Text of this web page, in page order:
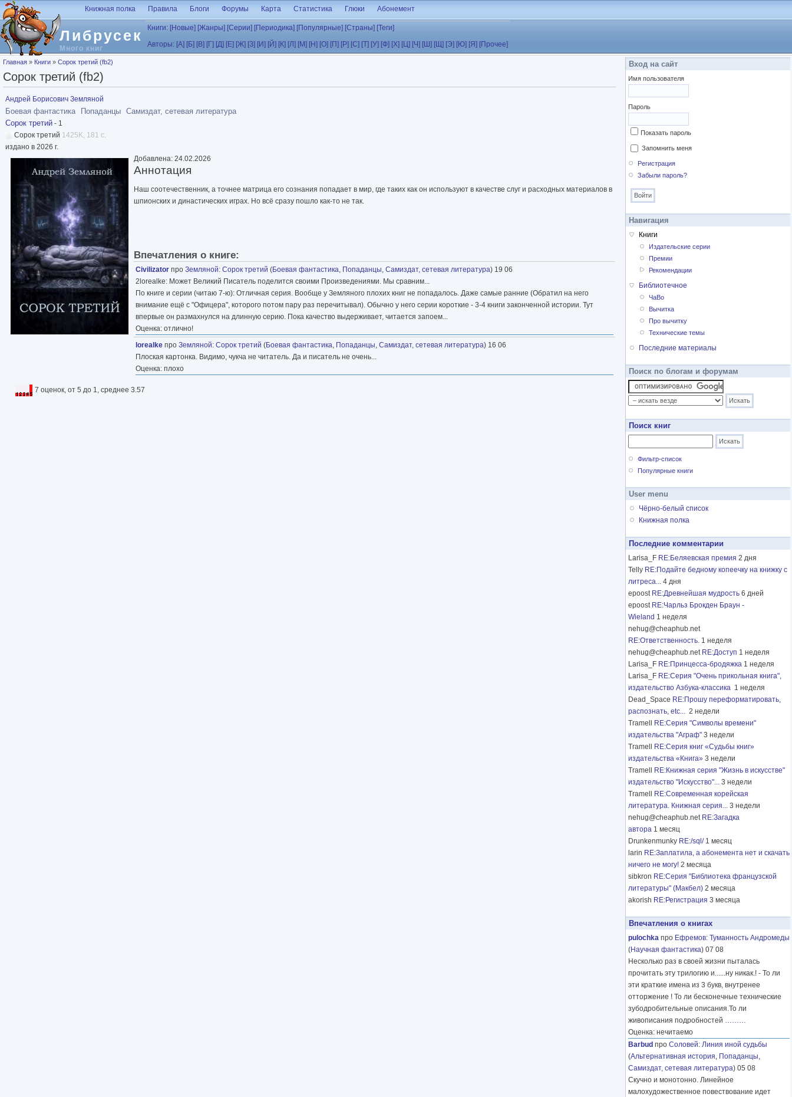
Перейти к основному содержанию
Либрусек
Много книг
Книжная полка Правила Блоги Форумы Карта Статистика Глюки Абонемент
Книги: [Новые] [Жанры] [Серии] [Периодика] [Популярные] [Страны] [Теги]
Авторы: [А] [Б] [В] [Г] [Д] [Е] [Ж] [З] [И] [Й] [К] [Л] [М] [Н] [О] [П] [Р] [С] [Т] [У] [Ф] [Х] [Ц] [Ч] [Ш] [Щ] [Э] [Ю] [Я] [Прочее]
Вы здесь
Главная » Книги » Сорок третий (fb2)
Сорок третий (fb2)
Андрей Борисович Земляной
Боевая фантастика Попаданцы Самиздат, сетевая литература
Сорок третий - 1
Сорок третий 1425K, 181 с.
издано в 2026 г.
Добавлена: 24.02.2026
Аннотация
Наш соотечественник, а точнее матрица его сознания попадает в мир, где таких как он используют в качестве слуг и расходных материалов в
шпионских и династических играх. Но всё сразу пошло как-то не так.
Впечатления о книге:
Civilizator про Земляной: Сорок третий (Боевая фантастика, Попаданцы, Самиздат, сетевая литература) 19 06
2lorealke: Может Великий Писатель поделится своими Произведениями. Мы сравним...
По книге и серии (читаю 7-ю): Отличная серия. Вообще у Земляного плохих книг не попадалось. Даже самые ранние (Обратил на него
внимание ещё с "Офицера", которого потом пару раз перечитывал). Обычно у него серии короткие - 3-4 книги законченной истории. Тут
впервые он размахнулся на длинную серию. Пока качество выдерживает, читается запоем...
Оценка: отлично!
lorealke про Земляной: Сорок третий (Боевая фантастика, Попаданцы, Самиздат, сетевая литература) 16 06
Плоская картонка. Видимо, чукча не читатель. Да и писатель не очень...
Оценка: плохо
7 оценок, от 5 до 1, среднее 3.57
Вход на сайт
Имя пользователя
Пароль
Показать пароль
Запомнить меня
Регистрация
Забыли пароль?
Навигация
Книги
Издательские серии
Премии
Рекомендации
Библиотечное
ЧаВо
Вычитка
Про вычитку
Технические темы
Последние материалы
Поиск по блогам и форумам
Поиск книг
Фильтр-список
Популярные книги
User menu
Чёрно-белый список
Книжная полка
Последние комментарии
Larisa_F RE:Беляевская премия 2 дня
Telly RE:Подайте бедному копеечку на книжку с
литреса... 4 дня
epoost RE:Древнейшая мудрость 6 дней
epoost RE:Чарльз Брокден Браун -
Wieland 1 неделя
nehug@cheaphub.net
RE:Ответственность. 1 неделя
nehug@cheaphub.net RE:Доступ 1 неделя
Larisa_F RE:Принцесса-бродяжка 1 неделя
Larisa_F RE:Серия "Очень прикольная книга",
издательство Азбука-классика 1 неделя
Dead_Space RE:Прошу переформатировать,
распознать, etc... 2 недели
Tramell
RE:Серия "Символы времени"
издательства "Аграф" 3 недели
Tramell
RE:Серия книг «Судьбы книг»
издательства «Книга» 3 недели
Tramell
RE:Книжная серия "Жизнь в искусстве"
издательство "Искусство"... 3 недели
Tramell
RE:Современная корейская
литература. Книжная серия... 3 недели
nehug@cheaphub.net RE:Загадка
автора 1 месяц
Drunkenmunky RE:/sql/ 1 месяц
larin RE:Заплатила, а абонемента нет и скачать
ничего не могу! 2 месяца
sibkron RE:Серия "Библиотека французской
литературы" (Макбел) 2 месяца
akorish RE:Регистрация 3 месяца
Впечатления о книгах
pulochka про Ефремов: Туманность Андромеды
(Научная фантастика) 07 08
Несколько раз в своей жизни пыталась
прочитать эту трилогию и......ну никак.! - То ли
эти краткие имена из 3 букв, внутренее
отторжение ! То ли бесконечные технические
зубодробительные описания.То ли
живописания подробностей ………
Оценка: нечитаемо
Barbud про Соловей: Линия иной судьбы
(Альтернативная история, Попаданцы,
Самиздат, сетевая литература) 05 08
Скучно и монотонно. Линейное
малохудожественное повествование идет